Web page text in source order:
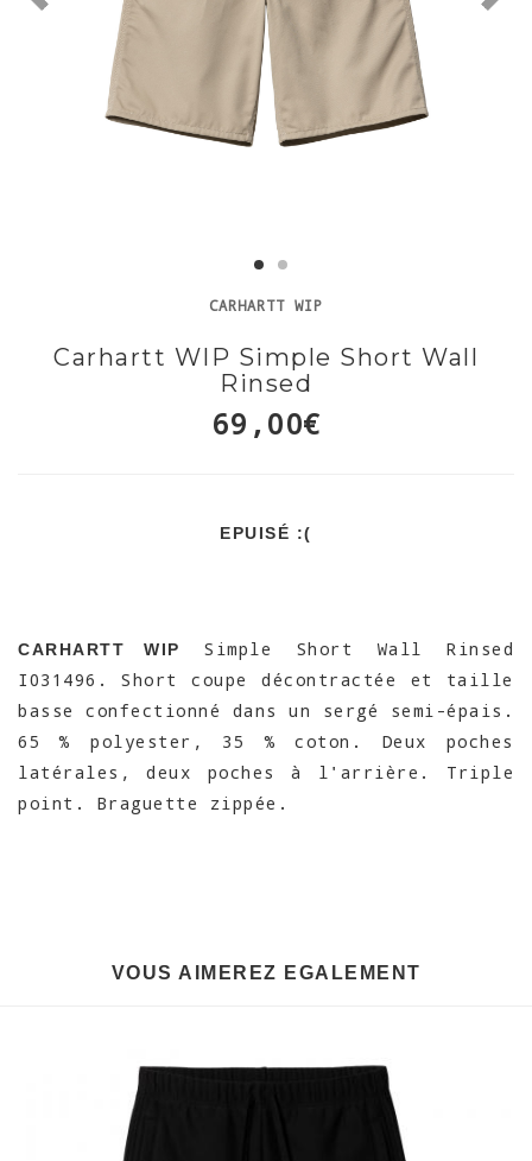
CARHARTT WIP
Carhartt WIP Simple Short Wall
Rinsed
69,00€
EPUISÉ :(
CARHARTT WIP
Simple Short Wall Rinsed
I031496. Short coupe décontractée et taille
basse confectionné dans un sergé semi-épais.
65 % polyester, 35 % coton. Deux poches
latérales, deux poches à l'arrière. Triple
point. Braguette zippée.
VOUS AIMEREZ EGALEMENT